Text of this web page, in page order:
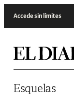
Accede sin límites
Esquelas